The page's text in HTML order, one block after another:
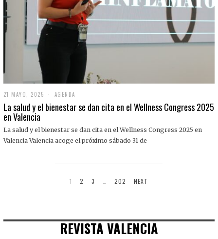
21 MAYO, 2025
1
M
O
,
AGENDA
La salud y el bienestar se dan cita en el Wellness Congress 2025
en Valencia
La salud y el bienestar se dan cita en el Wellness Congress 2025 en
Valencia Valencia acoge el próximo sábado 31 de
1 2 3 202 NEXT
REVISTA VALENCIA